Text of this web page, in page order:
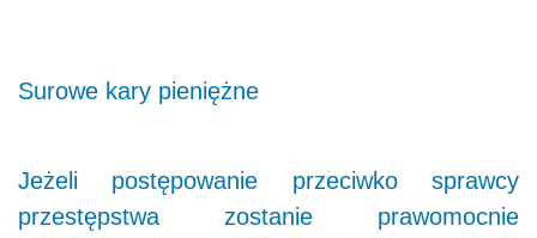
Surowe kary pieniężne
Jeżeli postępowanie przeciwko sprawcy
przestępstwa zostanie prawomocnie